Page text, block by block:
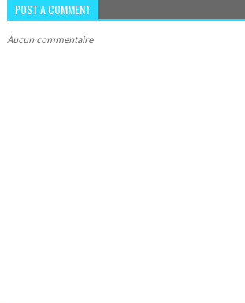
POST A COMMENT
Aucun commentaire